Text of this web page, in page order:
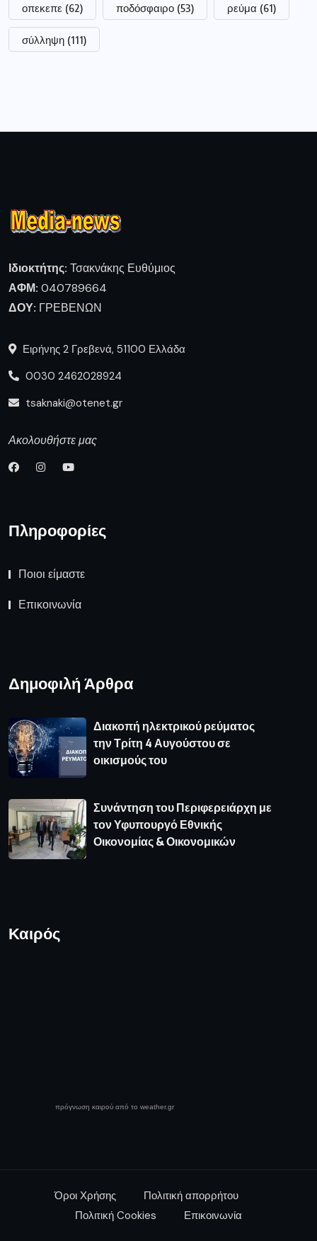
οπεκεπε (62) ποδόσφαιρο (53) ρεύμα (61)
σύλληψη (111)
Ιδιοκτήτης: Τσακνάκης Ευθύμιος
ΑΦΜ: 040789664
ΔΟΥ: ΓΡΕΒΕΝΩΝ
Ειρήνης 2 Γρεβενά, 51100 Ελλάδα
0030 2462028924
tsaknaki@otenet.gr
Ακολουθήστε μας
Πληροφορίες
Ποιοι είμαστε
Επικοινωνία
Δημοφιλή Άρθρα
Διακοπή ηλεκτρικού ρεύματος
την Τρίτη 4 Αυγούστου σε
οικισμούς του
Συνάντηση του Περιφερειάρχη με
τον Υφυπουργό Εθνικής
Οικονομίας & Οικονομικών
Καιρός
πρόγνωση καιρού από το weather.gr
Όροι Χρήσης
Πολιτική απορρήτου
Πολιτική Cookies
Επικοινωνία